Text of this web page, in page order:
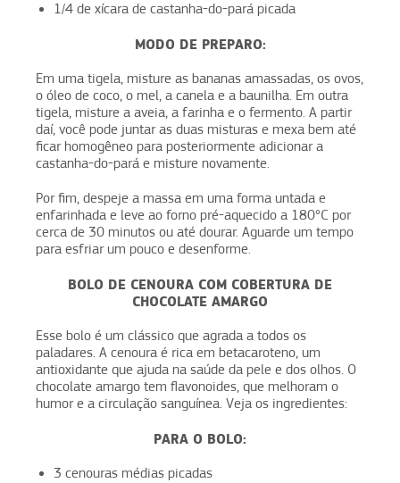
1/4 de xícara de castanha-do-pará picada
MODO DE PREPARO:
Em uma tigela, misture as bananas amassadas, os ovos,
o óleo de coco, o mel, a canela e a baunilha. Em outra
tigela, misture a aveia, a farinha e o fermento. A partir
daí, você pode juntar as duas misturas e mexa bem até
ficar homogêneo para posteriormente adicionar a
castanha-do-pará e misture novamente.
Por fim, despeje a massa em uma forma untada e
enfarinhada e leve ao forno pré-aquecido a 180°C por
cerca de 30 minutos ou até dourar. Aguarde um tempo
para esfriar um pouco e desenforme.
BOLO DE CENOURA COM COBERTURA DE
CHOCOLATE AMARGO
Esse bolo é um clássico que agrada a todos os
paladares. A cenoura é rica em betacaroteno, um
antioxidante que ajuda na saúde da pele e dos olhos. O
chocolate amargo tem flavonoides, que melhoram o
humor e a circulação sanguínea. Veja os ingredientes:
PARA O BOLO:
3 cenouras médias picadas